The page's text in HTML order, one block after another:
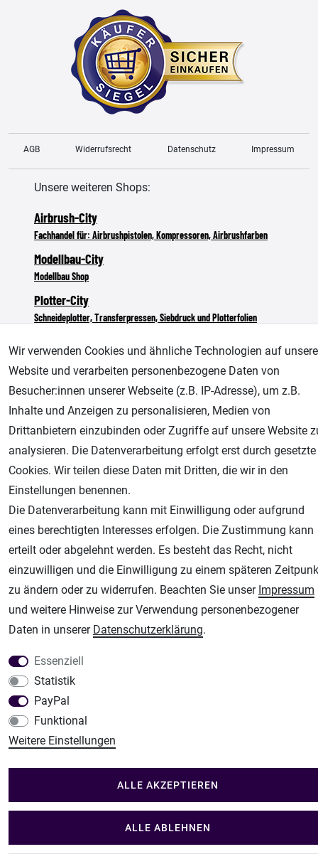
AGB Widerrufsrecht Datenschutz Impressum
Unsere weiteren Shops:
Airbrush-City
Fachhandel für: Airbrushpistolen, Kompressoren, Airbrushfarben
Modellbau-City
Modellbau Shop
Plotter-City
Schneideplotter, Transferpressen, Siebdruck und Plotterfolien
Küchen Zubehör - Haus/Garten - Tierbedarf
Wir verwenden Cookies und ähnliche Technologien auf
Website und verarbeiten personenbezogene Daten von
Besucher:innen unserer Webseite (z.B. IP-Adresse), um z.B.
Inhalte und Anzeigen zu personalisieren, Medien von
Drittanbietern einzubinden oder Zugriffe auf unsere Website
analysieren. Die Datenverarbeitung erfolgt erst durch gesetzte
Cookies. Wir teilen diese Daten mit Dritten, die wir in den
Einstellungen benennen.
Die Datenverarbeitung kann mit Einwilligung oder aufgrund
eines berechtigten Interesses erfolgen. Die Zustimmung kann
erteilt oder abgelehnt werden. Es besteht das Recht, nicht
einzuwilligen und die Einwilligung zu einem späteren
zu ändern oder zu widerrufen. Beachten Sie unser Impressum
und weitere Hinweise zur Verwendung personenbezogener
Daten in unserer Daten­schutz­erklärung.
Essenziell
Statistik
PayPal
Funktional
Weitere Einstellungen
ALLE AKZEPTIEREN
ALLE ABLEHNEN